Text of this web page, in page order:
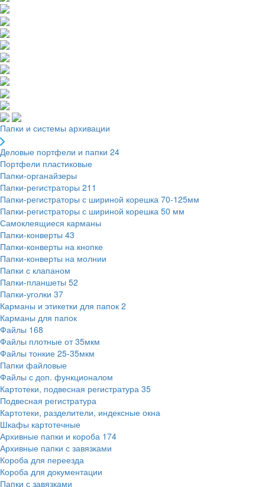
Папки и системы архивации
Деловые портфели и папки 24
Портфели пластиковые
Папки-органайзеры
Папки-регистраторы 211
Папки-регистраторы с шириной корешка 70-125мм
Папки-регистраторы с шириной корешка 50 мм
Самоклеящиеся карманы
Папки-конверты 43
Папки-конверты на кнопке
Папки-конверты на молнии
Папки с клапаном
Папки-планшеты 52
Папки-уголки 37
Карманы и этикетки для папок 2
Карманы для папок
Файлы 168
Файлы плотные от 35мкм
Файлы тонкие 25-35мкм
Папки файловые
Файлы с доп. функционалом
Картотеки, подвесная регистратура 35
Подвесная регистратура
Картотеки, разделители, индексные окна
Шкафы картотечные
Архивные папки и короба 174
Архивные папки с завязками
Короба для переезда
Короба для документации
Папки с завязками